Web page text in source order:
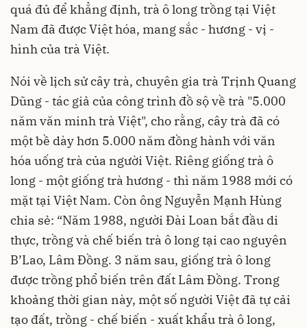
quá đủ để khẳng định, trà ô long trồng tại Việt
Nam đã được Việt hóa, mang sắc - hương - vị -
hình của trà Việt.
Nói về lịch sử cây trà, chuyên gia trà Trịnh Quang
Dũng - tác giả của công trình đồ sộ về trà "5.000
năm văn minh trà Việt", cho rằng, cây trà đã có
một bề dày hơn 5.000 năm đồng hành với văn
hóa uống trà của người Việt. Riêng giống trà ô
long - một giống trà hương - thì năm 1988 mới có
mặt tại Việt Nam. Còn ông Nguyễn Mạnh Hùng
chia sẻ: “Năm 1988, người Đài Loan bắt đầu di
thực, trồng và chế biến trà ô long tại cao nguyên
B’Lao, Lâm Đồng. 3 năm sau, giống trà ô long
được trồng phổ biến trên đất Lâm Đồng. Trong
khoảng thời gian này, một số người Việt đã tự cải
tạo đất, trồng - chế biến - xuất khẩu trà ô long,